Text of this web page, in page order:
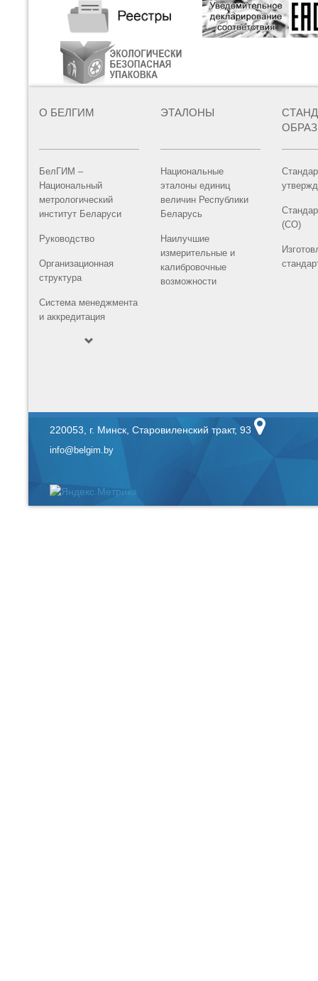
О БЕЛГИМ
БелГИМ –
Национальный
метрологический
институт Беларуси
Руководство
Организационная
структура
Система менеджмента
и аккредитация
ЭТАЛОНЫ
Национальные
эталоны единиц
величин Республики
Беларусь
Наилучшие
измерительные и
калибровочные
возможности
(СО)
220053, г. Минск, Старовиленский тракт, 93
info@belgim.by